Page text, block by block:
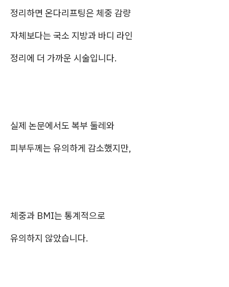
정리하면 온다리프팅은 체중 감량
자체보다는 국소 지방과 바디 라인
정리에 더 가까운 시술입니다.
실제 논문에서도 복부 둘레와
피부두께는 유의하게 감소했지만,
체중과 BMI는 통계적으로
유의하지 않았습니다.